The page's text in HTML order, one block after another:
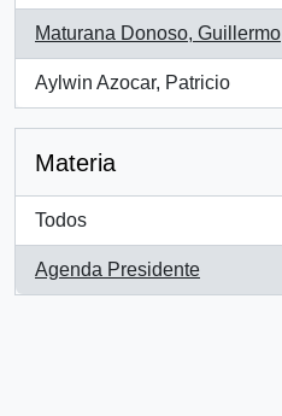
Maturana Donoso, Guillermo
, 2 resultados
Aylwin Azocar, Patricio
, 1 resultados
Materia
Todos
Agenda Presidente
, 2 resultados